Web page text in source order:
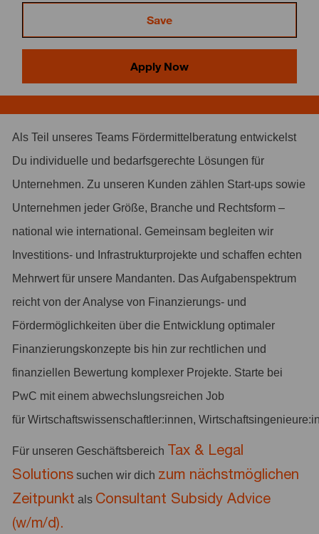
Save
Apply Now
Als Teil unseres Teams Fördermittelberatung entwickelst
Du individuelle und bedarfsgerechte Lösungen für
Unternehmen. Zu unseren Kunden zählen Start-ups sowie
Unternehmen jeder Größe, Branche und Rechtsform –
national wie international. Gemeinsam begleiten wir
Investitions- und Infrastrukturprojekte und schaffen echten
Mehrwert für unsere Mandanten. Das Aufgabenspektrum
reicht von der Analyse von Finanzierungs- und
Fördermöglichkeiten über die Entwicklung optimaler
Finanzierungskonzepte bis hin zur rechtlichen und
finanziellen Bewertung komplexer Projekte. Starte bei
PwC mit einem abwechslungsreichen Job
für Wirtschaftswissenschaftler:innen,
Für unseren Geschäftsbereich Tax & Legal
Solutionssuchen wir dich zum nächstmöglichen
Zeitpunkt als Consultant Subsidy Advice
(w/m/d).